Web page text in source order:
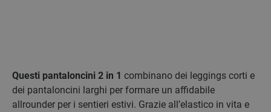
Questi pantaloncini 2 in 1 combinano dei leggings corti e
dei pantaloncini larghi per formare un affidabile
allrounder per i sentieri estivi. Grazie all’elastico in vita e